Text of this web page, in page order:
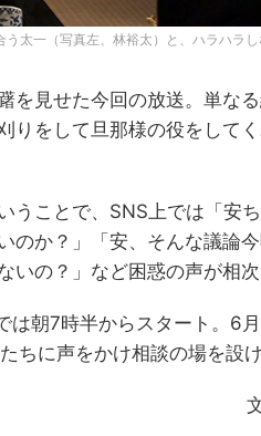
太一（写真左、林裕太）と、ハラハラ
を見せた今回の放送。単な
りをして旦那様の役をして
うことで、SNS上では「安
のか？」「安、そんな議論今
いの？」など困惑の声が相次
朝7時半からスタート。6
ちに声をかけ相談の場を設け